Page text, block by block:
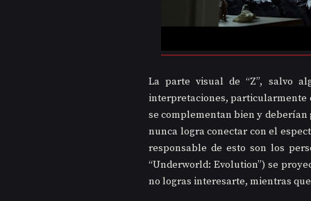
La parte visual de “Z”, salvo
interpretaciones, particularmente
se complementan bien y
nunca logra conectar con el
responsable de esto son los
“Underworld: Evolution”) se
no logras interesarte, mientras